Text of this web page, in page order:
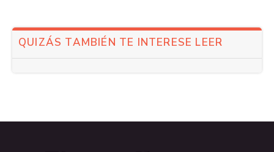
QUIZÁS TAMBIÉN TE INTERESE LEER